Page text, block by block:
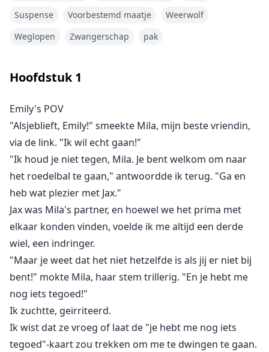
zoon van de Alpha haar partner zou zijn.
dat haar partner een gekozen partner heeft genomen.
Gebroken en vernederd verdwijnt ze uit de roedel.
Nu, vijf jaar later, is Emily een gerespecteerde
hooggeplaatste krijger in het leger van de Koning
Alpha.
Wanneer haar beste vriendin haar uitnodigt voor een
avond vol muziek en gelach, verwacht ze nooit haar
partner tegen te komen.
Zal haar partner ontdekken dat zij het is?
Zal hij haar achterna gaan, en vooral, zal Emily haar
geheimen veilig kunnen houden?
Suspense
Voorbestemd maatje
Weerwolf
Weglopen
Zwangerschap pak
Hoofdstuk1
Emily's POV
"Alsjeblieft, Emily!" smeekte Mila, mijn beste vriendin,
via de link. "Ik wil echt gaan!"
"Ik houd je niet tegen, Mila. Je bent welkom om naar
het roedelbal te gaan," antwoordde ik terug. "Ga en
heb wat plezier met Jax."
Jax was Mila's partner, en hoewel we het prima met
elkaar konden vinden, voelde ik me altijd een derde
wiel, een indringer.
"Maar je weet dat het niet hetzelfde is als jij er niet bij
bent!" mokte Mila, haar stem trillerig. "En je hebt me
nog iets tegoed!"
Ik zuchtte, geïrriteerd.
Ik wist dat ze vroeg of laat de "je hebt me nog iets
tegoed"-kaart zou trekken om me te dwingen te gaan.